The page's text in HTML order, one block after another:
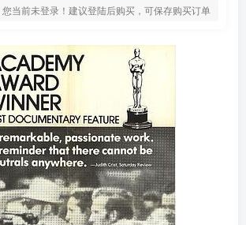
您当前未登录！建议登陆后购买，可保存购买订单